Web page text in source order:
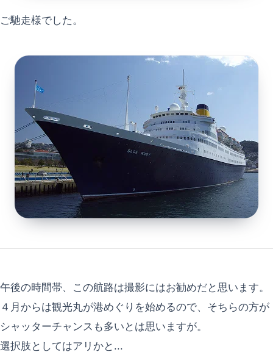
ご馳走様でした。
午後の時間帯、この航路は撮影にはお勧めだと思います。
４月からは観光丸が港めぐりを始めるので、そちらの方が
シャッターチャンスも多いとは思いますが。
選択肢としてはアリかと...